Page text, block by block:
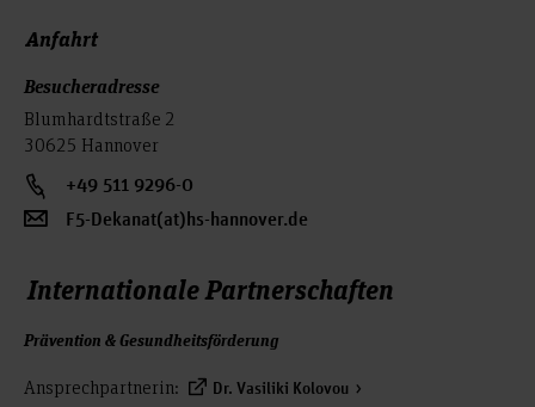
Anfahrt
Besucheradresse
Blumhardtstraße 2
30625 Hannover
+49 511 9296-0
F5-Dekanat(at)hs-hannover.de
Internationale Partnerschaften
Prävention & Gesundheitsförderung
Ansprechpartnerin: Dr. Vasiliki Kolovou